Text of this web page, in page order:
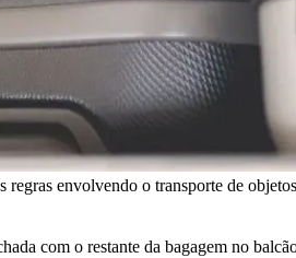
envolvendo o transporte de
com o restante da bagagem no